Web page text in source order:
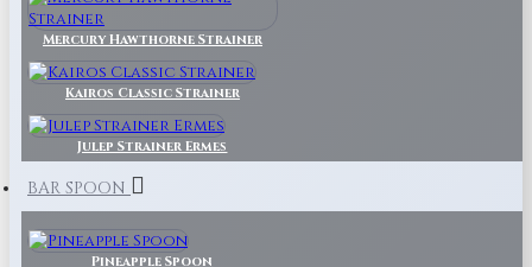
Mercury Hawthorne Strainer
Kairos Classic Strainer
Julep Strainer Ermes
BAR SPOON
Pineapple Spoon